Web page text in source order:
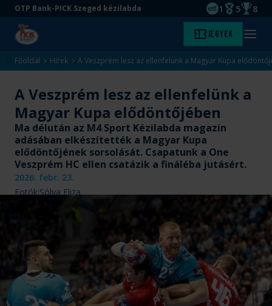
Ugrás
tartalomra
Ugrás
aljára
OTP Bank-PICK Szeged kézilabda
EHF
1
Magyar
5 8
Kezdőlap Jegyek Menü
Főoldal Hírek A Veszprém lesz az ellenfelünk a Magyar Kupa
A Veszprém lesz az ellenfelünk a
Magyar Kupa elődöntőjében
Ma délután az M4 Sport Kézilabda magazin
adásában elkészítették a Magyar Kupa
elődöntőjének sorsolását. Csapatunk a One
Veszprém HC ellen csatázik a fináléba jutásért.
2026. febr. 23.
Fotók:Sólya Eliza